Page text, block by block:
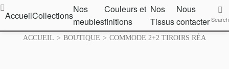
AccueilCollections
Nos
meubles
Couleurs et
finitions
Nos
Tissus
Nous
contacterSearch
ACCUEIL > BOUTIQUE > COMMODE 2+2 TIROIRS RÉA
Nos
Tissus
Nous
contacterSearch